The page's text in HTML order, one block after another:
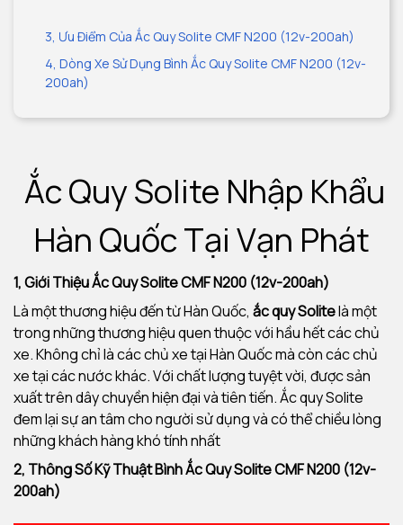
3, Ưu Điểm Của Ắc Quy Solite CMF N200 (12v-200ah)
4, Dòng Xe Sử Dụng Bình Ắc Quy Solite CMF N200 (12v-
200ah)
Ắc Quy Solite Nhập Khẩu
Hàn Quốc Tại Vạn Phát
1, Giới Thiệu Ắc Quy Solite CMF N200 (12v-200ah)
Là một thương hiệu đến từ Hàn Quốc, ắc quy Solitelà một
trong những thương hiệu quen thuộc với hầu hết các chủ
xe. Không chỉ là các chủ xe tại Hàn Quốc mà còn các chủ
xe tại các nước khác. Với chất lượng tuyệt vời, được sản
xuất trên dây chuyền hiện đại và tiên tiến. Ắc quy Solite
đem lại sự an tâm cho người sử dụng và có thể chiều lòng
những khách hàng khó tính nhất
2, Thông Số Kỹ Thuật Bình Ắc QuySolite CMF N200 (12v-
200ah)